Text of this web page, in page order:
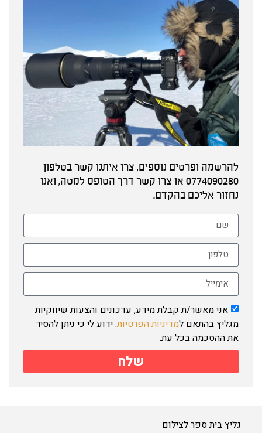
להרשמה ופרטים נוספים, צרו איתנו קשר בטלפון
0774090280 או צרו קשר דרך הטופס למטה, ואנו
נחזור אליכם בהקדם.
אני מאשר/ת קבלת מידע, עדכונים והצעות שיווקיות
מגליץ בהתאם למדיניות הפרטיות. ידוע לי כי ניתן להסיר
את ההסכמה בכל עת.
שלח
גליץ בית ספר לצילום